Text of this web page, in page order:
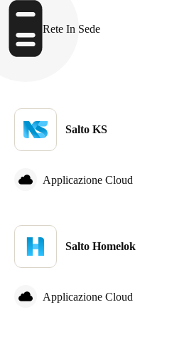
Norway
Norsk
English
Salva nuova selezione come predefinita
Rete In Sede
Salto KS
Applicazione Cloud
Salto Homelok
Applicazione Cloud